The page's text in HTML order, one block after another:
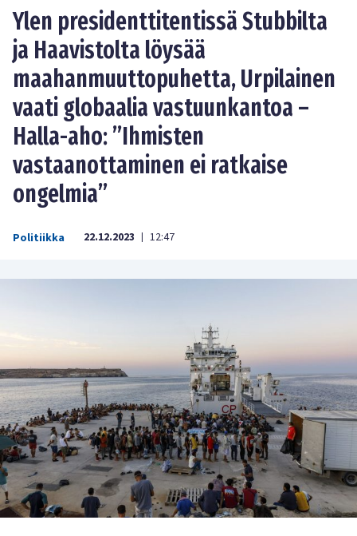
Ylen presidenttitentissä Stubbilta
ja Haavistolta löysää
maahanmuuttopuhetta, Urpilainen
vaati globaalia vastuunkantoa –
Halla-aho: ”Ihmisten
vastaanottaminen ei ratkaise
ongelmia”
Politiikka 22.12.2023 12:47